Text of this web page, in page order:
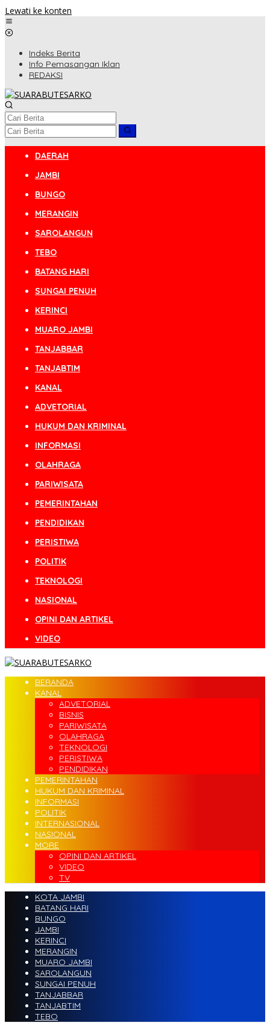
Lewati ke konten
Indeks Berita
Info Pemasangan Iklan
REDAKSI
DAERAH
JAMBI
BUNGO
MERANGIN
SAROLANGUN
TEBO
BATANG HARI
SUNGAI PENUH
KERINCI
MUARO JAMBI
TANJABBAR
TANJABTIM
KANAL
ADVETORIAL
HUKUM DAN KRIMINAL
INFORMASI
OLAHRAGA
PARIWISATA
PEMERINTAHAN
PENDIDIKAN
PERISTIWA
POLITIK
TEKNOLOGI
NASIONAL
OPINI DAN ARTIKEL
VIDEO
BERANDA
KANAL
ADVETORIAL
BISNIS
PARIWISATA
OLAHRAGA
TEKNOLOGI
PERISTIWA
PENDIDIKAN
PEMERINTAHAN
HUKUM DAN KRIMINAL
INFORMASI
POLITIK
INTERNASIONAL
NASIONAL
MORE
OPINI DAN ARTIKEL
VIDEO
TV
KOTA JAMBI
BATANG HARI
BUNGO
JAMBI
KERINCI
MERANGIN
MUARO JAMBI
SAROLANGUN
SUNGAI PENUH
TANJABBAR
TANJABTIM
TEBO